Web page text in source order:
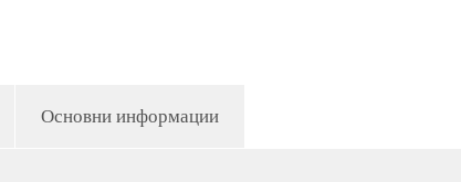
Основни информации